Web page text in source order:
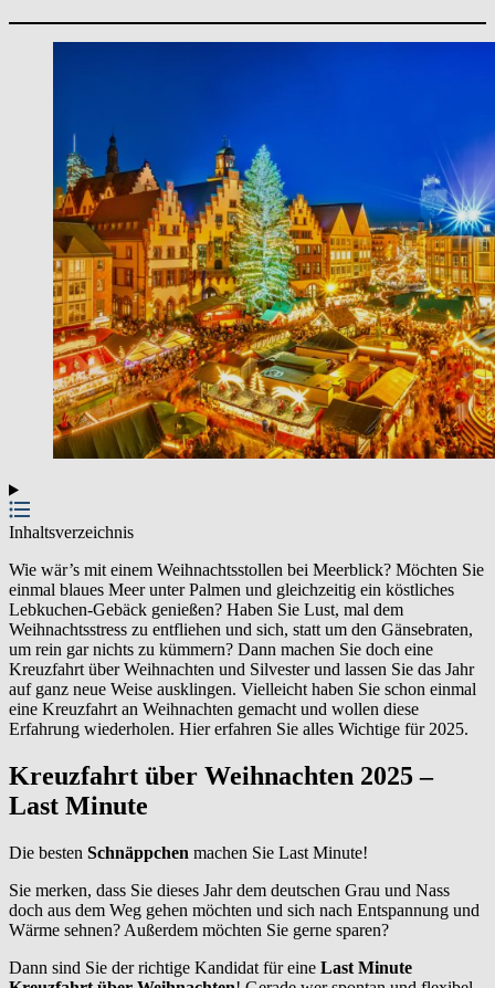
Inhaltsverzeichnis
Wie wär’s mit einem Weihnachtsstollen bei Meerblick? Möchten Sie
einmal blaues Meer unter Palmen und gleichzeitig ein köstliches
Lebkuchen-Gebäck genießen? Haben Sie Lust, mal dem
Weihnachtsstress zu entfliehen und sich, statt um den Gänsebraten,
um rein gar nichts zu kümmern? Dann machen Sie doch eine
Kreuzfahrt über Weihnachten und Silvester und lassen Sie das Jahr
auf ganz neue Weise ausklingen. Vielleicht haben Sie schon einmal
eine Kreuzfahrt an Weihnachten gemacht und wollen diese
Erfahrung wiederholen. Hier erfahren Sie alles Wichtige für 2025.
Kreuzfahrt über Weihnachten 2025 –
Last Minute
Die besten Schnäppchen machen Sie Last Minute!
Sie merken, dass Sie dieses Jahr dem deutschen Grau und Nass
doch aus dem Weg gehen möchten und sich nach Entspannung und
Wärme sehnen? Außerdem möchten Sie gerne sparen?
Dann sind Sie der richtige Kandidat für eine Last Minute